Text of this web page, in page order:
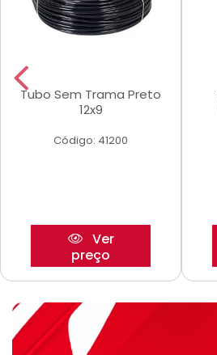
Tubo Sem Trama Preto
12x9
Código: 41200
Ver
preço